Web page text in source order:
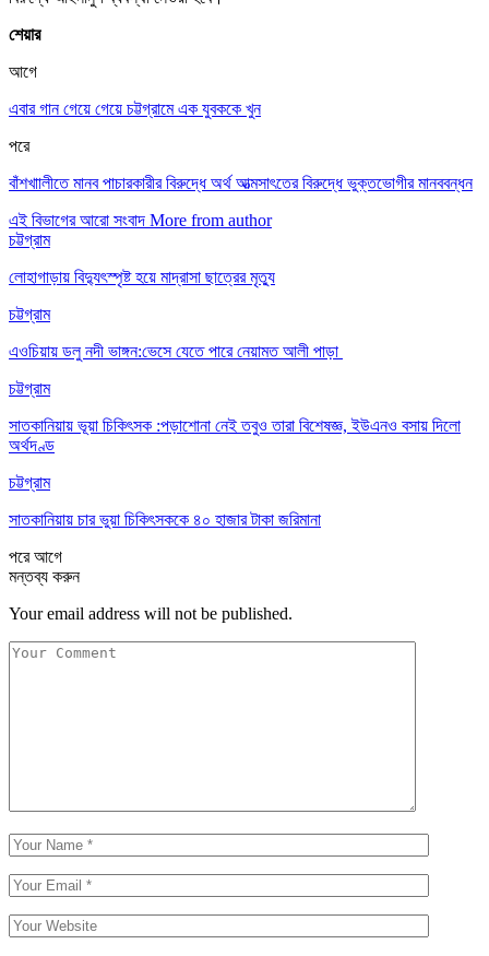
শেয়ার
আগে
এবার গান গেয়ে গেয়ে চট্টগ্রামে এক যুবককে খুন
পরে
বাঁশখাালীতে মানব পাচারকারীর বিরুদ্ধে অর্থ আত্মসাৎতের বিরুদ্ধে ভুক্তভোগীর মানববন্ধন
এই বিভাগের আরো সংবাদ More from author
চট্টগ্রাম
লোহাগাড়ায় বিদ্যুৎস্পৃষ্ট হয়ে মাদ্রাসা ছাত্রের মৃত্যু
চট্টগ্রাম
এওচিয়ায় ডলু নদী ভাঙ্গন:ভেসে যেতে পারে নেয়ামত আলী পাড়া
চট্টগ্রাম
সাতকানিয়ায় ভূয়া চিকিৎসক :পড়াশোনা নেই তবুও তারা বিশেষজ্ঞ, ইউএনও বসায় দিলো
অর্থদণ্ড
চট্টগ্রাম
সাতকানিয়ায় চার ভুয়া চিকিৎসককে ৪০ হাজার টাকা জরিমানা
পরেআগে
মন্তব্য করুন
Your email address will not be published.